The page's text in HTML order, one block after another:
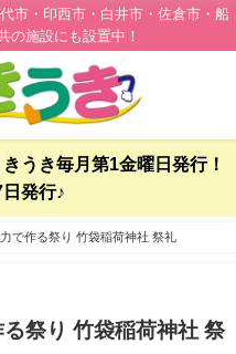
市・印西市・白井市・佐倉市・船
の施設にも設置中！
うき毎月第1金曜日発行！
発行♪
力で作る祭り 竹袋稲荷神社 祭礼
る祭り 竹袋稲荷神社 祭